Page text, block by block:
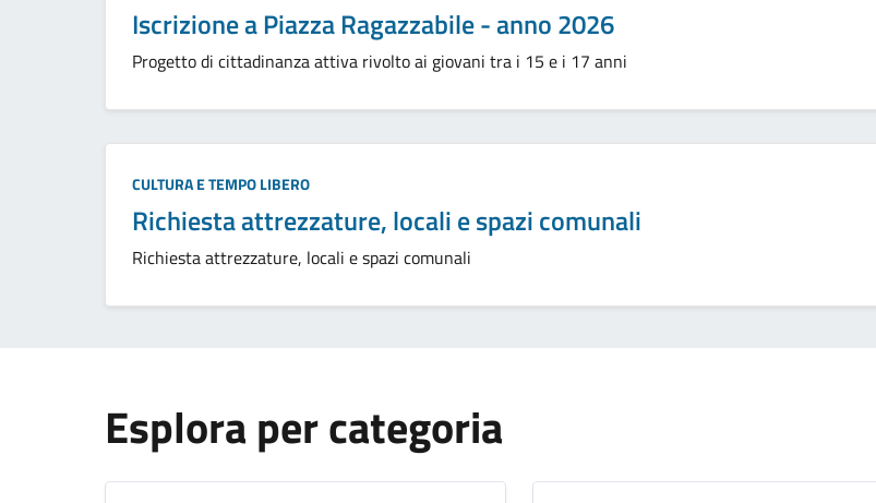
Iscrizione a Piazza Ragazzabile - anno 2026
Progetto di cittadinanza attiva rivolto ai giovani tra i 15 e i 17 anni
Categoria:
CULTURA E TEMPO LIBERO
Richiesta attrezzature, locali e spazi comunali
Richiesta attrezzature, locali e spazi comunali
Esplora per categoria